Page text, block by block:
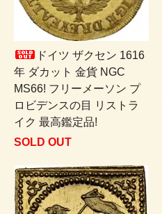
ドイツ ザクセン 1616
年 ダカット 金貨 NGC
MS66! フリーメーソン プ
ロビデンスの目 リストラ
イク 最高鑑定品!
SOLD OUT